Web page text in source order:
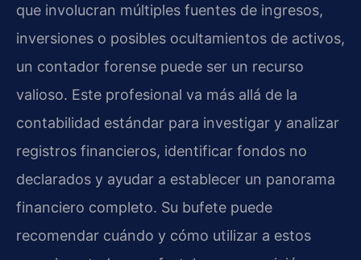
que involucran múltiples fuentes de ingresos,
inversiones o posibles ocultamientos de activos,
un contador forense puede ser un recurso
valioso. Este profesional va más allá de la
contabilidad estándar para investigar y analizar
registros financieros, identificar fondos no
declarados y ayudar a establecer un panorama
financiero completo. Su bufete puede
recomendar cuándo y cómo utilizar a estos